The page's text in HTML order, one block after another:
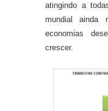
atingindo a
mundial ainda
economias
crescer.